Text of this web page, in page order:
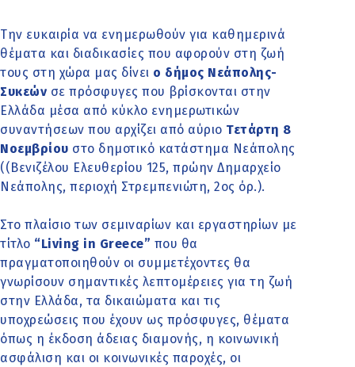
Την ευκαιρία να ενημερωθούν για καθημερινά
θέματα και διαδικασίες που αφορούν στη ζωή
τους στη χώρα μας δίνει ο δήμος Νεάπολης-
Συκεών σε πρόσφυγες που βρίσκονται στην
Ελλάδα μέσα από κύκλο ενημερωτικών
συναντήσεων που αρχίζει από αύριο Τετάρτη 8
Νοεμβρίου στο δημοτικό κατάστημα Νεάπολης
((Βενιζέλου Ελευθερίου 125, πρώην Δημαρχείο
Νεάπολης, περιοχή Στρεμπενιώτη, 2ος όρ.).
Στο πλαίσιο των σεμιναρίων και εργαστηρίων με
τίτλο “Living in Greece” που θα
πραγματοποιηθούν οι συμμετέχοντες θα
γνωρίσουν σημαντικές λεπτομέρειες για τη ζωή
στην Ελλάδα, τα δικαιώματα και τις
υποχρεώσεις που έχουν ως πρόσφυγες, θέματα
όπως η έκδοση άδειας διαμονής, η κοινωνική
ασφάλιση και οι κοινωνικές παροχές, οι